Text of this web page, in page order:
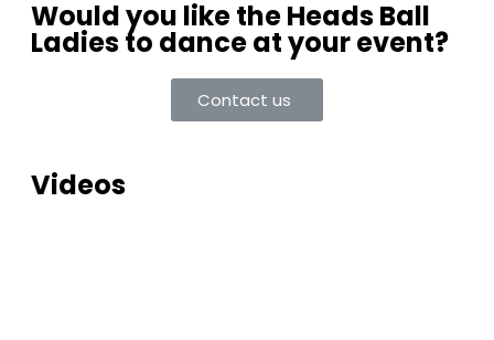
Would you like the Heads Ball
Ladies to dance at your event?
Contact us
Videos